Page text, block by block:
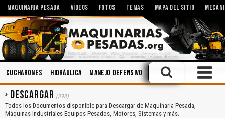
MAQUINARIA PESADA VÍDEOS FOTOS TEMAS MAPA DEL SITIO
Cucharones Hidráulica Manejo Defensivo Ingeniería Aceites
DESCARGAR (398)
Todos los Documentos disponible para Descargar de Maquinaria Pesada,
Máquinas Industriales Equipos Pesados, Motores, Sistemas y más.